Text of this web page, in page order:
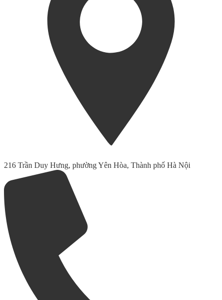
216 Trần Duy Hưng, phường Yên Hòa, Thành phố Hà Nội